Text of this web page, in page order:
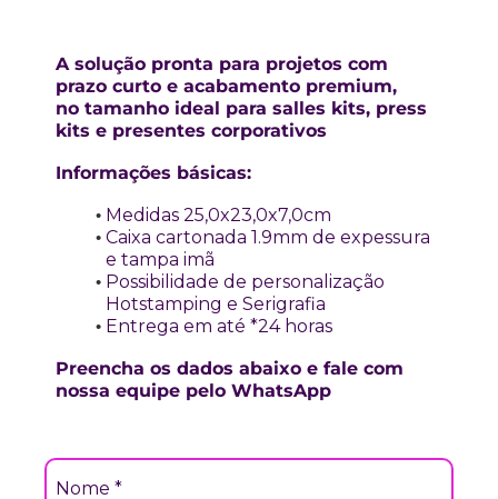
A solução pronta para projetos com
prazo curto e acabamento premium,
no tamanho ideal para salles kits, press
kits e presentes corporativos
Informações básicas:
Medidas 25,0x23,0x7,0cm
Caixa cartonada 1.9mm de expessura
e tampa imã
Possibilidade de personalização
Hotstamping e Serigrafia
Entrega em até *24 horas
Preencha os dados abaixo e fale com
nossa equipe pelo WhatsApp